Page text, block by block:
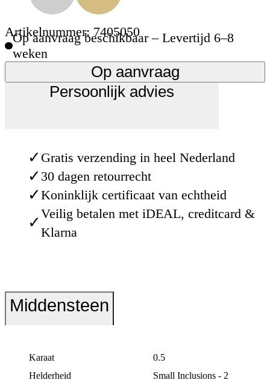
Artikelnummer: 7405050
Op aanvraag beschikbaar – Levertijd 6–8
weken
Op aanvraag
Persoonlijk advies
✓ Gratis verzending in heel Nederland
✓ 30 dagen retourrecht
✓Koninklijk certificaat van echtheid
✓
Veilig betalen met iDEAL, creditcard &
Klarna
Middensteen
Karaat
0.5
Helderheid
Small Inclusions - 2